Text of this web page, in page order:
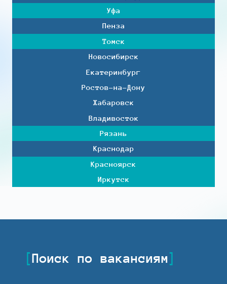
Уфа
Пенза
Томск
Новосибирск
Екатеринбург
Ростов-на-Дону
Хабаровск
Владивосток
Рязань
Краснодар
Красноярск
Иркутск
Поиск по вакансиям